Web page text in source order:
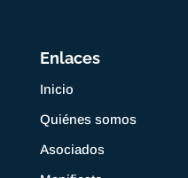
Enlaces
Inicio
Quiénes somos
Asociados